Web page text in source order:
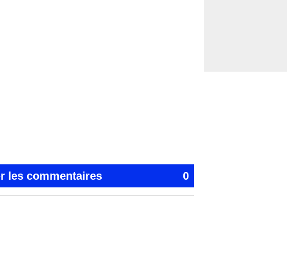
les commentaires 0